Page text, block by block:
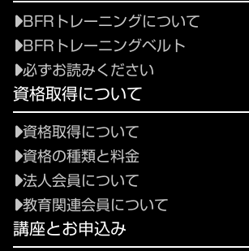
BFRトレーニングについて
BFRトレーニングベルト
必ずお読みください
資格取得について
資格取得について
資格の種類と料金
法人会員について
教育関連会員について
講座とお申込み